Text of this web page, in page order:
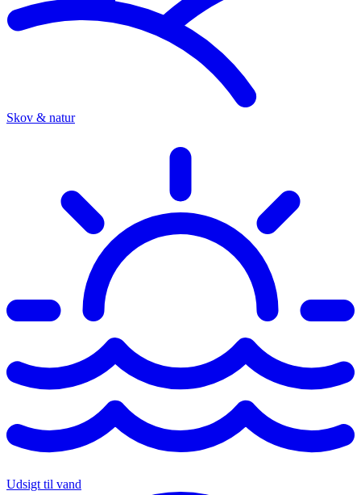
Skov & natur
Udsigt til vand